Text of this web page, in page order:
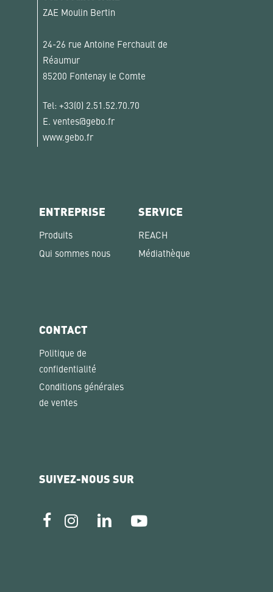
ZAE Moulin Bertin
24-26 rue Antoine Ferchault de
Réaumur
85200 Fontenay le Comte
Tel: +33(0) 2.51.52.70.70
E. ventes@gebo.fr
www.gebo.fr
ENTREPRISE
Produits
Qui sommes nous
SERVICE
REACH
Médiathèque
CONTACT
Politique de
confidentialité
Conditions générales
de ventes
SUIVEZ-NOUS SUR